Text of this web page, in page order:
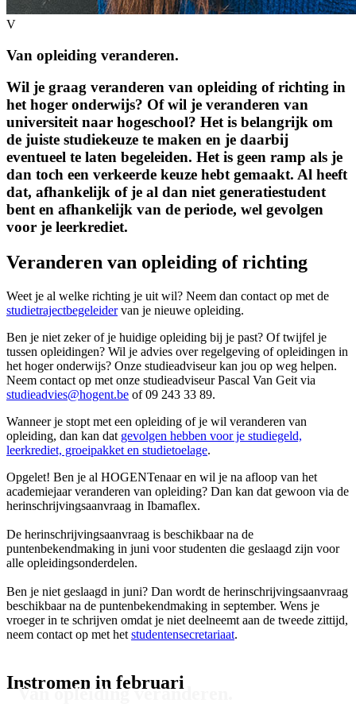
Van opleiding veranderen.
V
Van opleiding veranderen.
Wil je graag veranderen van opleiding of richting in
het hoger onderwijs? Of wil je veranderen van
universiteit naar hogeschool? Het is belangrijk om
de juiste studiekeuze te maken en je daarbij
eventueel te laten begeleiden. Het is geen ramp als je
dan toch een verkeerde keuze hebt gemaakt. Al heeft
dat, afhankelijk of je al dan niet generatiestudent
bent en afhankelijk van de periode, wel gevolgen
voor je leerkrediet.
Veranderen van opleiding of richting
Weet je al welke richting je uit wil? Neem dan contact op met de
studietrajectbegeleidervan je nieuwe opleiding.
Ben je niet zeker of je huidige opleiding bij je past? Of twijfel je
tussen opleidingen? Wil je advies over regelgeving of opleidingen in
het hoger onderwijs? Onze studieadviseur kan jou op weg helpen.
Neem contact op met onze studieadviseur Pascal Van Geit via
studieadvies@hogent.be of 09 243 33 89.
Wanneer je stopt met een opleiding of je wil veranderen van
opleiding, dan kan dat gevolgen hebben voor je studiegeld,
leerkrediet, groeipakket en studietoelage.
Opgelet! Ben je al HOGENTenaar en wil je na afloop van het
academiejaar veranderen van opleiding? Dan kan dat gewoon via de
herinschrijvingsaanvraag in Ibamaflex.
De herinschrijvingsaanvraag is beschikbaar na de
puntenbekendmaking in juni voor studenten die geslaagd zijn voor
alle opleidingsonderdelen.
Ben je niet geslaagd in juni? Dan wordt de herinschrijvingsaanvraag
beschikbaar na de puntenbekendmaking in september. Wens je
vroeger in te schrijven omdat je niet deelneemt aan de tweede zittijd,
neem contact op met het studentensecretariaat.
Instromen in februari